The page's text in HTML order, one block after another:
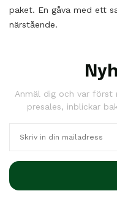
paket. En gåva med ett
närstående.
Anmäl dig och var först
presales, inblickar